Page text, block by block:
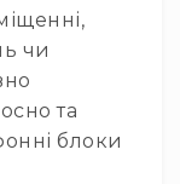
чи
та
блоки